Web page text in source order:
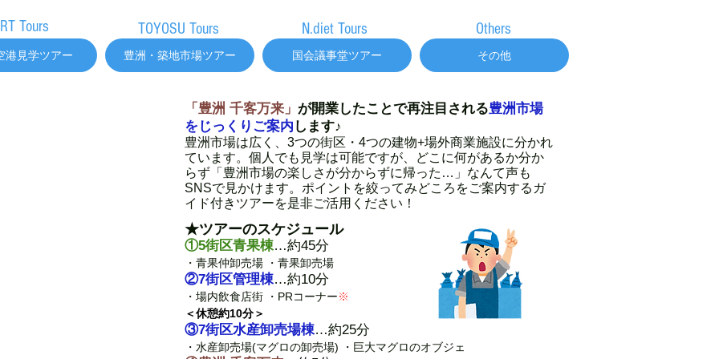
港見学ツアー 豊洲・築地市場ツアー 国会議事堂ツアー その他
TOYOSU Tours N.diet Tours Others
Tours
「豊洲 千客万来」 が開業したことで再注目される豊洲市場
をじっくりご案内 します♪
豊洲市場は広く、3つの街区・4つの建物+場外商業施設に分かれ
ています。個人でも見学は可能ですが、どこに何があるか分か
らず「豊洲市場の楽しさが分からずに帰った…」なんて声も
SNSで見かけます。ポイントを絞ってみどころをご案内するガ
イド付きツアーを是非ご活用ください！
​★ツアーのスケジュール
①5街区青果棟…約45分
・青果仲卸売場 ・青果卸売場
②7街区管理棟…約10分
・場内飲食店街 ・PRコーナー※
＜休憩約10分＞
③7街区水産卸売場棟…約25分
・水産卸売場(マグロの卸売場) ・巨大マグロのオブジェ